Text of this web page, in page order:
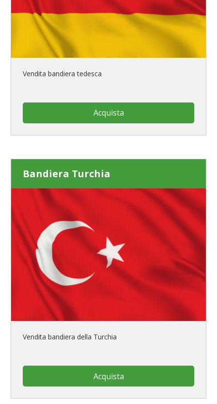
Vendita bandiera tedesca
Acquista
Bandiera Turchia
Vendita bandiera della Turchia
Acquista